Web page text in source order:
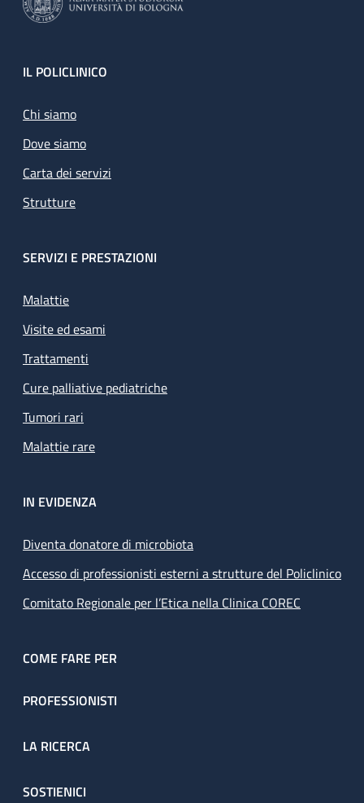
Footer
IL POLICLINICO
Chi siamo
Dove siamo
Carta dei servizi
Strutture
SERVIZI E PRESTAZIONI
Malattie
Visite ed esami
Trattamenti
Cure palliative pediatriche
Tumori rari
Malattie rare
IN EVIDENZA
Diventa donatore di microbiota
Accesso di professionisti esterni a strutture del Policlinico
Comitato Regionale per l’Etica nella Clinica COREC
COME FARE PER
PROFESSIONISTI
LA RICERCA
SOSTIENICI